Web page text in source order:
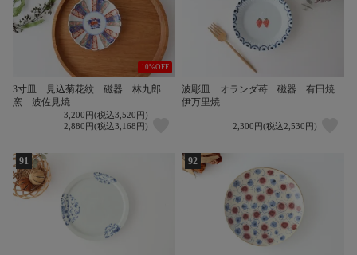
10%OFF
3寸皿 見込菊花紋 磁器 林九郎
窯 波佐見焼
3,200円(税込3,520円)
2,880円(税込3,168円)
波彫皿 オランダ苺 磁器 有田焼
伊万里焼
2,300円(税込2,530円)
91 92